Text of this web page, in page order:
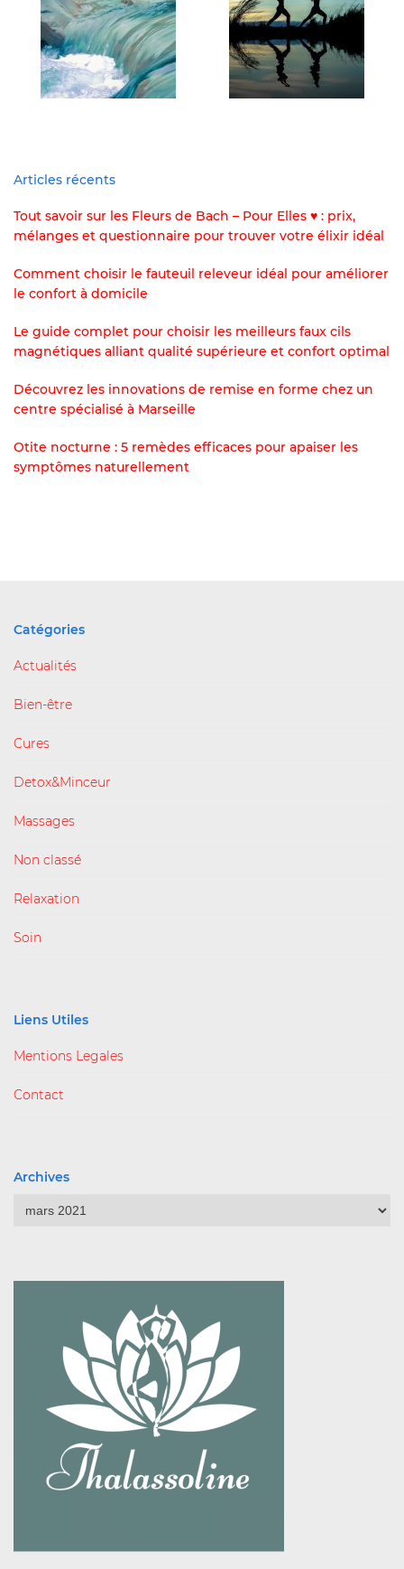
Articles récents
Tout savoir sur les Fleurs de Bach – Pour Elles ♥ : prix,
mélanges et questionnaire pour trouver votre élixir idéal
Comment choisir le fauteuil releveur idéal pour améliorer
le confort à domicile
Le guide complet pour choisir les meilleurs faux cils
magnétiques alliant qualité supérieure et confort optimal
Découvrez les innovations de remise en forme chez un
centre spécialisé à Marseille
Otite nocturne : 5 remèdes efficaces pour apaiser les
symptômes naturellement
Catégories
Actualités
Bien-être
Cures
Detox&Minceur
Massages
Non classé
Relaxation
Soin
Liens Utiles
Mentions Legales
Contact
Archives
Archives